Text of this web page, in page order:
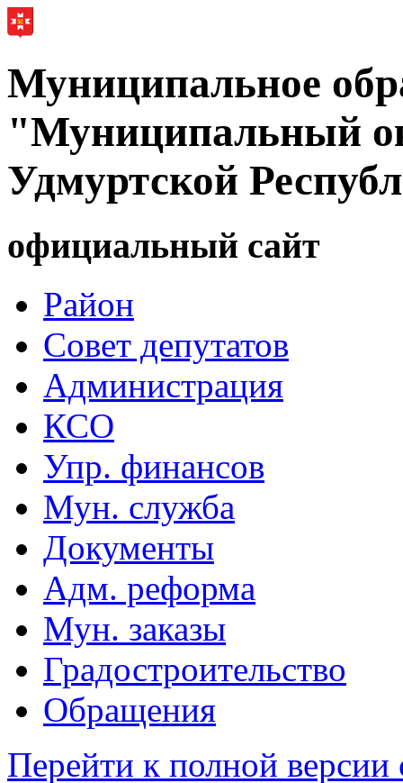
Муниципальное
"Муниципальный
Удмуртской
официальный сайт
Район
Совет депутатов
Администрация
КСО
Упр. финансов
Мун. служба
Документы
Адм. реформа
Мун. заказы
Градостроительство
Обращения
Перейти к полной версии